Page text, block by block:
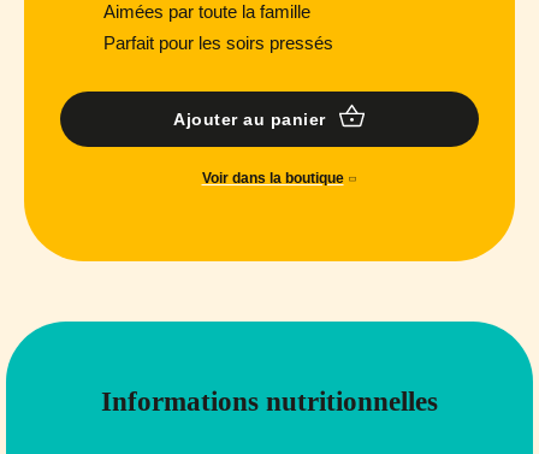
Aimées par toute la famille
Parfait pour les soirs pressés
Ajouter au panier
Voir dans la boutique
Informations nutritionnelles